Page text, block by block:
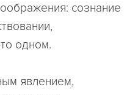
сознание
одном.
явлением,